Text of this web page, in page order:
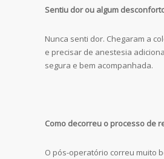
Sentiu dor ou algum
Nunca senti dor. Chegaram a
e precisar de anestesia
segura e bem acompanhada.
Como decorreu o processo de
O pós-operatório correu muito